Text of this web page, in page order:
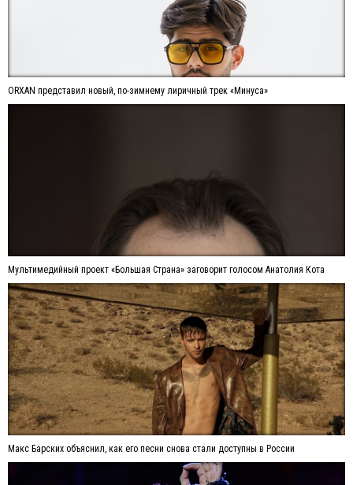
ORXAN представил новый, по-зимнему лиричный трек «Минуса»
Мультимедийный проект «Большая Страна» заговорит голосом Анатолия Кота
Макс Барских объяснил, как его песни снова стали доступны в России